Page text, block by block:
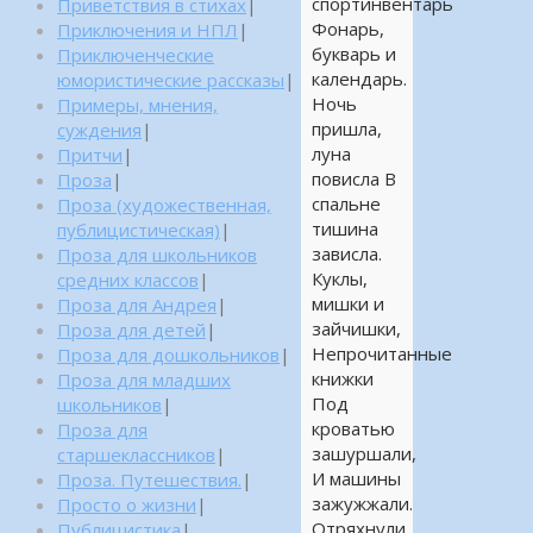
Фонарь,
букварь и
календарь.
Ночь
пришла,
луна
повисла В
спальне
тишина
зависла.
Куклы,
мишки и
зайчишки,
Непрочитанные
книжки
Под
кроватью
зашуршали,
И машины
зажужжали.
Отряхнули
Приветствия в стихах
Приключения и НПЛ |
Приключенческие
юмористические рассказы |
Примеры, мнения,
суждения |
Притчи |
Проза |
Проза (художественная,
публицистическая) |
Проза для школьников
средних классов |
Проза для Андрея |
Проза для детей |
Проза для дошкольников |
Проза для младших
школьников |
Проза для
старшеклассников |
Проза. Путешествия. |
Просто о жизни |